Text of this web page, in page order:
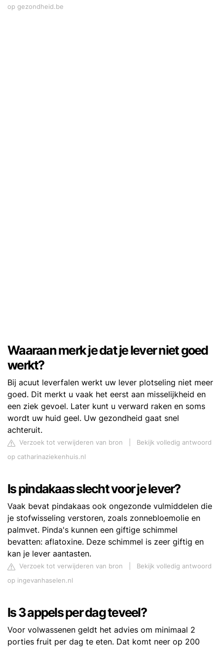
op gezondheid.be
Waaraan merk je dat je lever niet goed
werkt?
Bij acuut leverfalen werkt uw lever plotseling niet meer
goed. Dit merkt u vaak het eerst aan misselijkheid en
een ziek gevoel. Later kunt u verward raken en soms
wordt uw huid geel. Uw gezondheid gaat snel
achteruit.
Verzoek tot verwijderen van bron
Bekijk volledig antwoord
op catharinaziekenhuis.nl
Is pindakaas slecht voor je lever?
Vaak bevat pindakaas ook ongezonde vulmiddelen die
je stofwisseling verstoren, zoals zonnebloemolie en
palmvet. Pinda's kunnen een giftige schimmel
bevatten: aflatoxine. Deze schimmel is zeer giftig en
kan je lever aantasten.
Verzoek tot verwijderen van bron
Bekijk volledig antwoord
op ingevanhaselen.nl
Is 3 appels per dag teveel?
Voor volwassenen geldt het advies om minimaal 2
porties fruit per dag te eten. Dat komt neer op 200